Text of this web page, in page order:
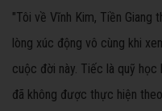
"Tôi về Vĩnh Kim, Tiền Giang
lòng xúc động vô cùng khi
cuộc đời này. Tiếc là quỹ
đã không được thực hiện